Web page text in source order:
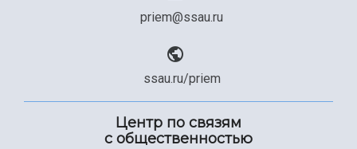
priem@ssau.ru
ssau.ru/priem
Центр по связям
с общественностью